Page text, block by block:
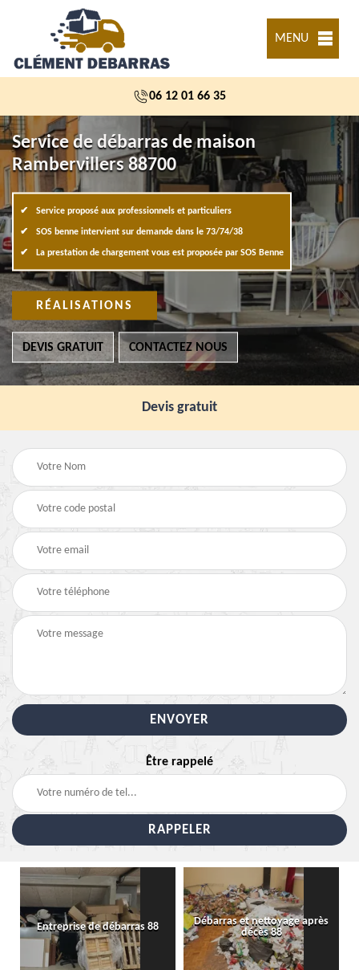
MENU
06 12 01 66 35
Service de débarras de maison
Rambervillers 88700
Service proposé aux professionnels et particuliers
SOS benne intervient sur demande dans le 73/74/38
La prestation de chargement vous est proposée par SOS Benne
RÉALISATIONS
DEVIS GRATUIT CONTACTEZ NOUS
Devis gratuit
Être rappelé
Entreprise de débarras 88
Débarras et nettoyage après
décès 88